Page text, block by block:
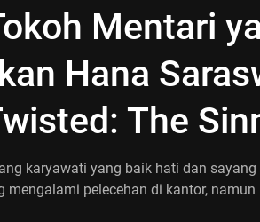
Mentari
Hana
The
karyawati yang baik hati dan
mengalami pelecehan di kantor,